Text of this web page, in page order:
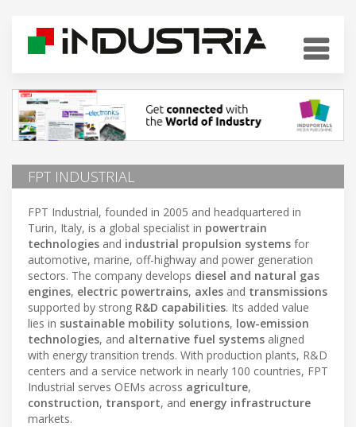
FPT INDUSTRIAL
FPT Industrial, founded in 2005 and headquartered in
Turin, Italy, is a global specialist in powertrain
technologies and industrial propulsion systems for
automotive, marine, off-highway and power generation
sectors. The company develops diesel and natural gas
engines, electric powertrains, axles and transmissions
supported by strong R&D capabilities. Its added value
lies in sustainable mobility solutions, low-emission
technologies, and alternative fuel systems aligned
with energy transition trends. With production plants, R&D
centers and a service network in nearly 100 countries, FPT
Industrial serves OEMs across agriculture,
construction, transport, and energy infrastructure
markets.